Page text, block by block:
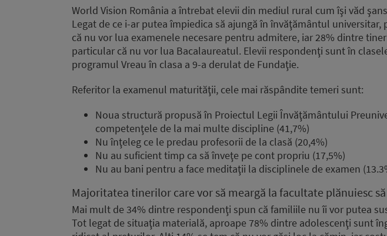
World Vision România a întrebat elevii din mediul rural cum îşi văd
Legat de ce i-ar putea împiedica să ajungă în învăţământul universitar,
că nu vor lua examenele necesare pentru admitere, iar 28% dintre
particular că nu vor lua Bacalaureatul. Elevii respondenţi sunt în
programul Vreau în clasa a 9-a derulat de Fundaţie.
Referitor la examenul maturităţii, cele mai răspândite temeri sunt:
Noua structură propusă în Proiectul Legii Învăţământului
competenţele de la mai multe discipline (41,7%)
Nu înţeleg ce le predau profesorii de la clasă (20,4%)
Nu au suficient timp ca să înveţe pe cont propriu (17,5%)
Nu au bani pentru a face meditaţii la disciplinele de examen
Majoritatea tinerilor care vor să meargă la facultate plănuiesc
Mai mult de 34% dintre respondenţi spun că familiile nu îi vor putea
Tot legat de situaţia materială, aproape 78% dintre adolescenţi sunt